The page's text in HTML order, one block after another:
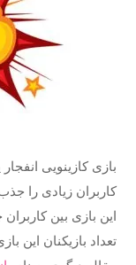
بازی کازینویی
کاربران زیادی را
این بازی بین
تعداد بازیکنان این